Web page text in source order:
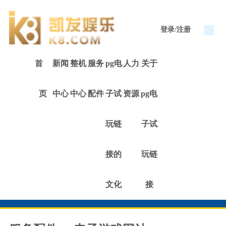
登录/注册
首
页
新闻
中心
整机
中心
服务
配件
pg电
子试
玩链
接的
文化
人力
资源
关于
pg电
子试
玩链
接